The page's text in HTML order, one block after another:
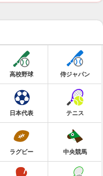
高校野球 侍ジャパン
日本代表 テニス
ラグビー 中央競馬